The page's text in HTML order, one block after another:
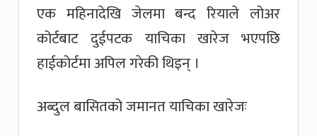
एक महिनादेखि जेलमा बन्द रियाले लोअर
कोर्टबाट दुईपटक याचिका खारेज भएपछि
हाईकोर्टमा अपिल गरेकी थिइन् ।
अब्दुल बासितको जमानत याचिका खारेजः